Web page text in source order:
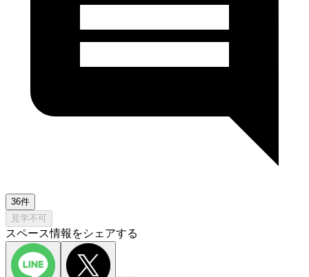
36件
見学不可
スペース情報をシェアする